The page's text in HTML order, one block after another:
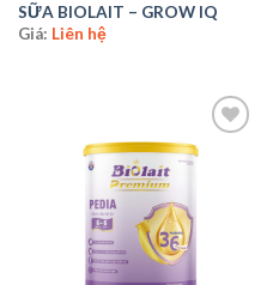
SỮA BIOLAIT – GROW IQ
Giá: Liên hệ